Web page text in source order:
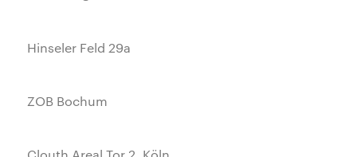
Hinseler Feld 29a
ZOB Bochum